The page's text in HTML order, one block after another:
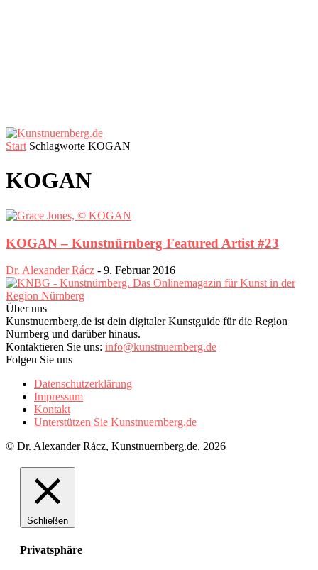
Start Schlagworte KOGAN
KOGAN
KOGAN – Kunstnürnberg Featured Artist #23
Dr. Alexander Rácz - 9. Februar 2016
Über uns
Kunstnuernberg.de ist dein digitaler Kunstguide für die Region
Nürnberg und darüber hinaus.
Kontaktieren Sie uns: info@kunstnuernberg.de
Folgen Sie uns
Datenschutzerklärung
Impressum
Kontakt
Unterstützen Sie Kunstnuernberg.de
© Dr. Alexander Rácz, Kunstnuernberg.de, 2026
Schließen
Privatsphäre